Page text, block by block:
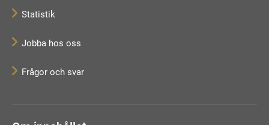
Statistik
Jobba hos oss
Frågor och svar